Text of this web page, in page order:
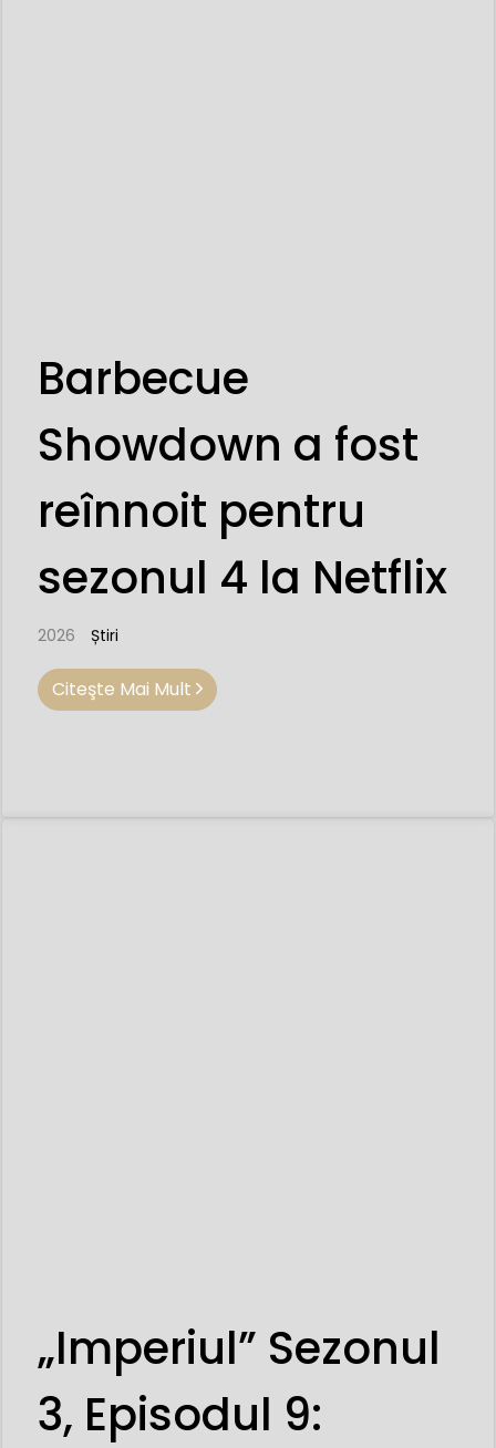
Barbecue
Showdown a fost
reînnoit pentru
sezonul 4 la Netflix
2026 Știri
Citeşte Mai Mult
„Imperiul” Sezonul
3, Episodul 9: